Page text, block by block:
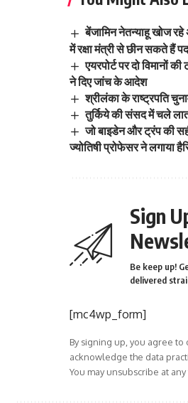
बेंजामिन नेतन्याहू खोज रहे
में रक्षा मंत्री से छीन सकते हैं
एयरपोर्ट पर दो विमानों
ने दिए जांच के आदेश
श्रीलंका के राष्ट्रपति
तुर्किये की संसद में चले
जो बाइडेन और ट्रंप की
ज्योतिषी प्रोफेसर ने लगाया
Sign
Be keep up!
delivered
[mc4wp_form]
By signing up, you agree to
acknowledge the data
You may unsubscribe at any